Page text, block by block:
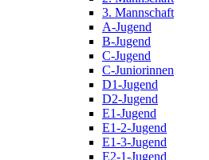
3. Mannschaft
A-Jugend
B-Jugend
C-Jugend
C-Juniorinnen
D1-Jugend
D2-Jugend
E1-Jugend
E1-2-Jugend
E1-3-Jugend
E2-1-Jugend